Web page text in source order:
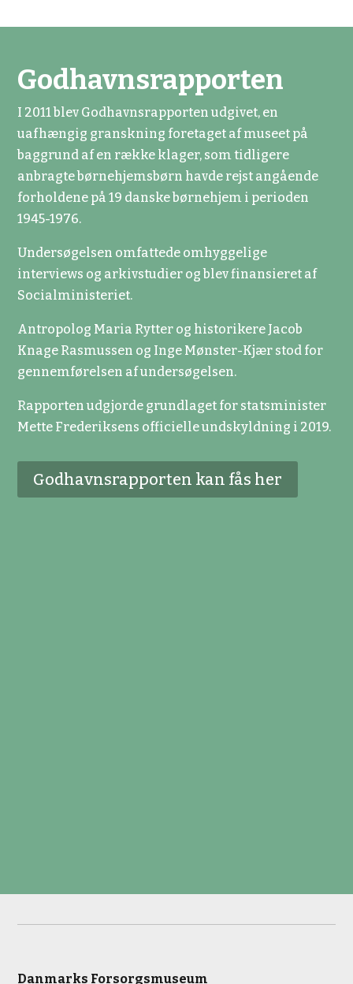
Godhavnsrapporten
I 2011 blev Godhavnsrapporten udgivet, en
uafhængig granskning foretaget af museet på
baggrund af en række klager, som tidligere
anbragte børnehjemsbørn havde rejst angående
forholdene på 19 danske børnehjem i perioden
1945-1976.
Undersøgelsen omfattede omhyggelige
interviews og arkivstudier og blev finansieret af
Socialministeriet.
Antropolog Maria Rytter og historikere Jacob
Knage Rasmussen og Inge Mønster-Kjær stod for
gennemførelsen af undersøgelsen.
Rapporten udgjorde grundlaget for statsminister
Mette Frederiksens officielle undskyldning i 2019.
Godhavnsrapporten kan fås her
Danmarks Forsorgsmuseum